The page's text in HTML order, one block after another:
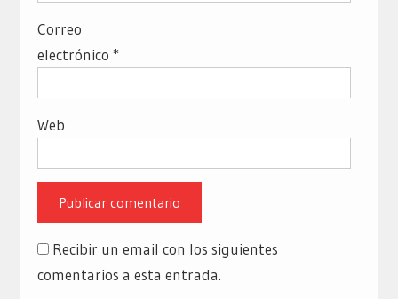
Correo
electrónico *
Web
Recibir un email con los siguientes
comentarios a esta entrada.